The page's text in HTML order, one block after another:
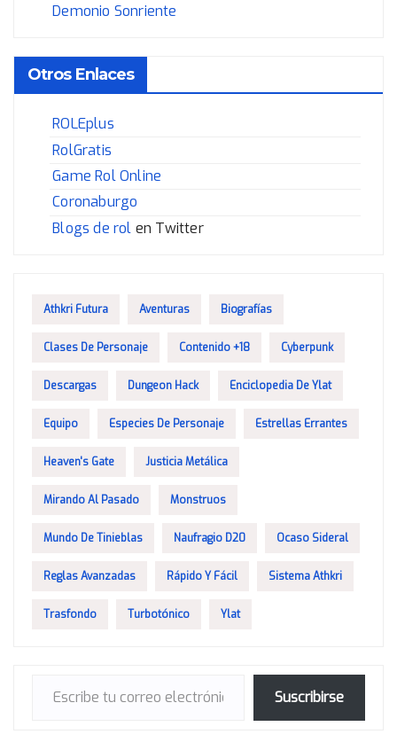
Demonio Sonriente
Otros Enlaces
ROLEplus
RolGratis
Game Rol Online
Coronaburgo
Blogs de rol en Twitter
Athkri Futura Aventuras Biografías
Clases De Personaje Contenido +18 Cyberpunk
Descargas Dungeon Hack Enciclopedia De Ylat
Equipo Especies De Personaje Estrellas Errantes
Heaven's Gate Justicia Metálica
Mirando Al Pasado Monstruos
Mundo De Tinieblas Naufragio D20 Ocaso Sideral
Reglas Avanzadas Rápido Y Fácil Sistema Athkri
Trasfondo Turbotónico Ylat
Suscribirse